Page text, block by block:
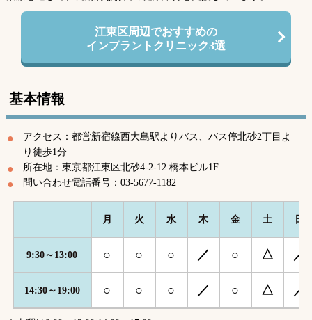
江東区周辺でおすすめの
インプラントクリニック3選
基本情報
アクセス：都営新宿線西大島駅よりバス、バス停北砂2丁目よ
り徒歩1分
所在地：東京都江東区北砂4-2-12 橋本ビル1F
問い合わせ電話番号：03-5677-1182
月 火 水 木 金 土 日
9:30～13:00 ○ ○ ○ ／ ○ △ ／
14:30～19:00 ○ ○ ○ ／ ○ △ ／